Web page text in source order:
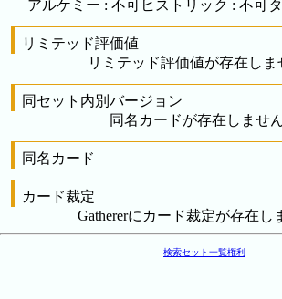
アルケミー : 不可ヒストリック : 不可
リミテッド評価値
リミテッド評価値が存在しま
同セット内別バージョン
同名カードが存在しません
同名カード
カード裁定
Gathererにカード裁定が存在し
検索セット一覧権利